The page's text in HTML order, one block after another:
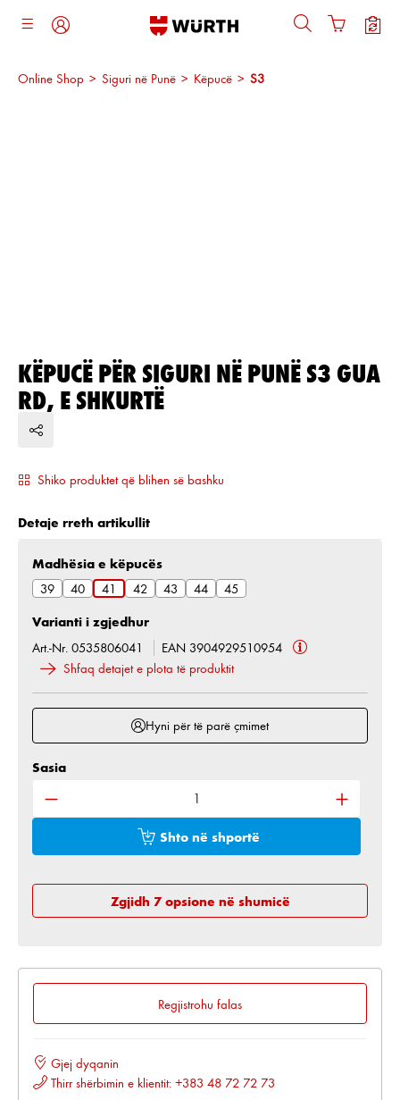
kryesore
Online Shop > Siguri në Punë > Këpucë > S3
KËPUCË PËR SIGURI NË PUNË S3 GUA
RD, E SHKURTË
Shiko produktet që blihen së bashku
Detaje rreth artikullit
Zgjidh
Madhësia e këpucës
39
40 41 42 43 44 45
Varianti i zgjedhur
Art.-Nr. 0535806041
EAN 3904929510954
Shfaq detajet e plota të produktit
Hyni për të parë çmimet
Sasia e produktit: Shkruani sasinë e dëshiruar
Sasia
Shto në shportë
Zgjidh 7 opsione në shumicë
Regjistrohu falas
Gjej dyqanin
Thirr shërbimin e klientit: +383 48 72 72 73